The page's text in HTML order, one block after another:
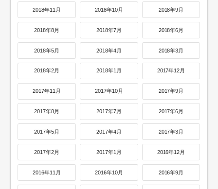
2018年11月 2018年10月 2018年9月
2018年8月 2018年7月 2018年6月
2018年5月 2018年4月 2018年3月
2018年2月 2018年1月 2017年12月
2017年11月 2017年10月 2017年9月
2017年8月 2017年7月 2017年6月
2017年5月 2017年4月 2017年3月
2017年2月 2017年1月 2016年12月
2016年11月 2016年10月 2016年9月